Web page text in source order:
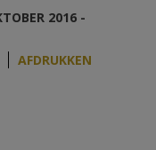
2016 -
AFDRUKKEN